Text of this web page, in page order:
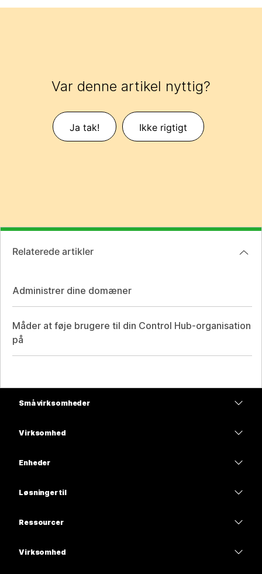
Var denne artikel nyttig?
Ja tak! Ikke rigtigt
Relaterede artikler
Administrer dine domæner
Måder at føje brugere til din Control Hub-organisation
på
Små virksomheder
Virksomhed
Enheder
Løsninger til
Ressourcer
Virksomhed